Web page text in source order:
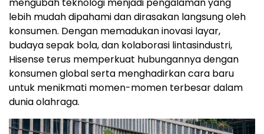
mengubah teknologi menjadi pengalaman yang
lebih mudah dipahami dan dirasakan langsung oleh
konsumen. Dengan memadukan inovasi layar,
budaya sepak bola, dan kolaborasi lintasindustri,
Hisense terus memperkuat hubungannya dengan
konsumen global serta menghadirkan cara baru
untuk menikmati momen-momen terbesar dalam
dunia olahraga.